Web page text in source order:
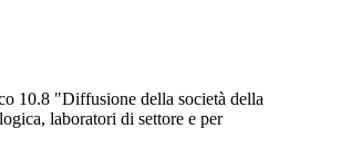
10.8 "Diffusione della società della
laboratori di settore e per